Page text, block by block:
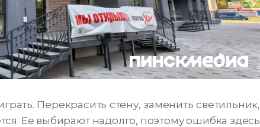
Перекрасить стену, заменить светильник,
Ее выбирают надолго, поэтому ошибка здесь